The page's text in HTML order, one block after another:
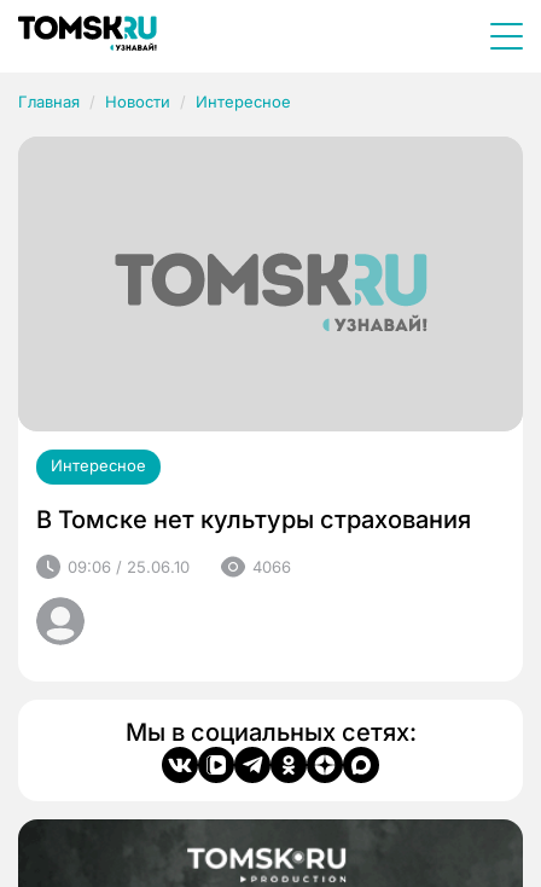
Главная Новости Интересное
Интересное
В Томске нет культуры страхования
09:06 / 25.06.10 4066
Мы в социальных сетях: